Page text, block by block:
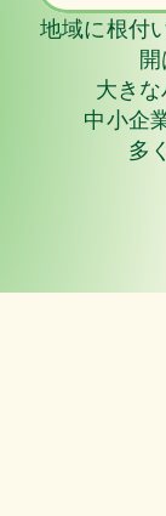
地域に根付
大きな
中小企
多